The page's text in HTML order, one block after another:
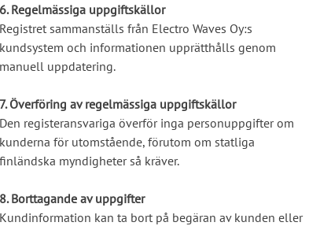
6. Regelmässiga uppgiftskällor
Registret sammanställs från Electro Waves Oy:s
kundsystem och informationen upprätthålls genom
manuell uppdatering.
7. Överföring av regelmässiga uppgiftskällor
Den registeransvariga överför inga personuppgifter om
kunderna för utomstående, förutom om statliga
finländska myndigheter så kräver.
8. Borttagande av uppgifter
Kundinformation kan ta bort på begäran av kunden eller